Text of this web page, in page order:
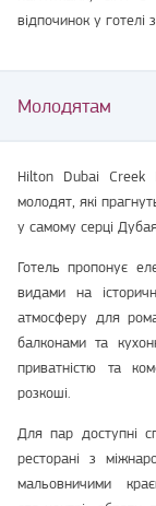
відпочинок у готелі
Молодятам
Hilton Dubai
молодят, які
у самому серці
Готель пропонує
видами на
атмосферу для
балконами та
приватністю та
розкоші.
Для пар доступні
ресторані з
мальовничими